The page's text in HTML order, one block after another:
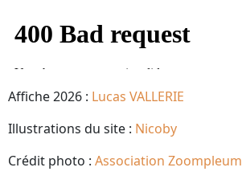
Affiche 2026 : Lucas VALLERIE
Illustrations du site : Nicoby
Crédit photo : Association Zoompleum